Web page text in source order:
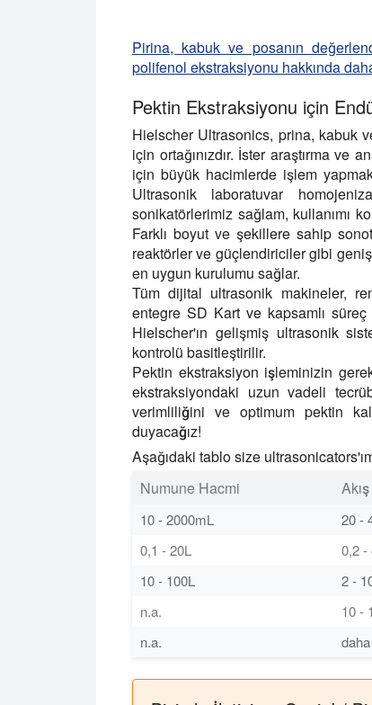
Pirina, kabuk ve posanın
polifenol ekstraksiyonu hakkında
Pektin Ekstraksiyonu için
Hielscher Ultrasonics, prina, kabuk
için ortağınızdır. İster araştırma
için büyük hacimlerde işlem
Ultrasonik laboratuvar
sonikatörlerimiz sağlam, kullanımı
Farklı boyut ve şekillere sahip
reaktörler ve güçlendiriciler gibi
en uygun kurulumu sağlar.
Tüm dijital ultrasonik makineler,
entegre SD Kart ve kapsamlı süreç
Hielscher'ın gelişmiş ultrasonik
kontrolü basitleştirilir.
Pektin ekstraksiyon işleminizin
ekstraksiyondaki uzun vadeli
verimliliğini ve optimum pektin
duyacağız!
Aşağıdaki tablo size
Numune Hacmi
10 - 2000mL 20 -
0,1 - 20L
0,2 -
10 - 100L
2 -
n.a.
10 -
n.a.